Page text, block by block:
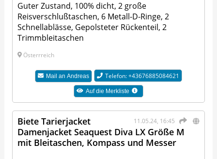
Guter Zustand, 100% dicht, 2 große
Reisverschlußtaschen, 6 Metall-D-Ringe, 2
Schnellablässe, Gepolsteter Rückenteil, 2
Trimmbleitaschen
Österrreich
Mail an Andreas Telefon: +43676885084621
Auf die Merkliste
11.05.24, 16:45
Biete Tarierjacket
Damenjacket Seaquest Diva LX Größe M
mit Bleitaschen, Kompass und Messer